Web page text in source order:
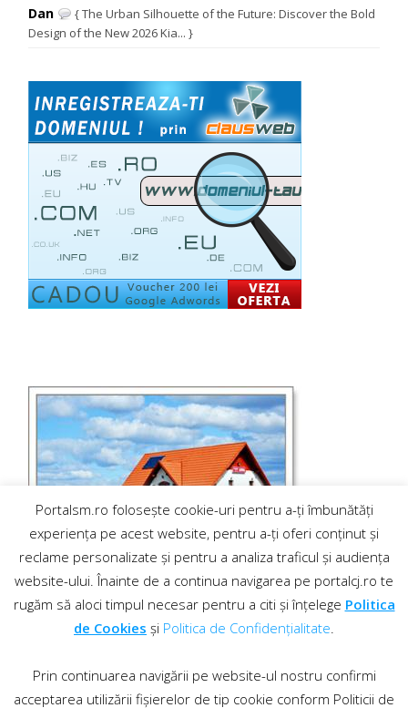
Dan
{ The Urban Silhouette of the Future: Discover the Bold
Design of the New 2026 Kia... }
Portalsm.ro folosește cookie-uri pentru a-ți îmbunătăți
experiența pe acest website, pentru a-ți oferi conținut și
reclame personalizate și pentru a analiza traficul și audiența
website-ului. Înainte de a continua navigarea pe portalcj.ro te
rugăm să aloci timpul necesar pentru a citi și înțelege Politica
de Cookies și Politica de Confidențialitate.
Prin continuarea navigării pe website-ul nostru confirmi
acceptarea utilizării fișierelor de tip cookie conform Politicii de